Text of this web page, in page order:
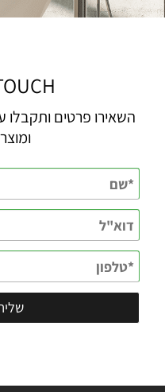
השאירו פרטים ותקבלו